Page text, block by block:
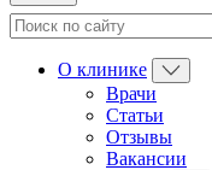
О клинике
Врачи
Статьи
Отзывы
Вакансии